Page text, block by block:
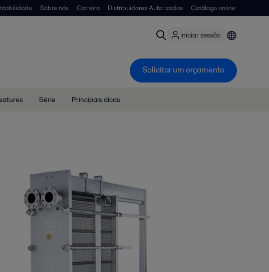
Sobre nós Carreira Distribuidores Autorizados Catálogo online
iniciar sessão
Solicitar um orçamento
Série Principais dicas